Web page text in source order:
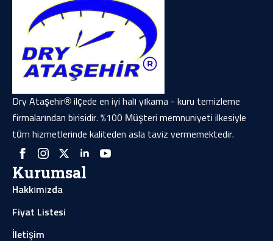
Dry Ataşehir® ilçede en iyi halı yıkama - kuru temizleme
firmalarından birisidir. %100 Müşteri memnuniyeti ilkesiyle
tüm hizmetlerinde kaliteden asla taviz vermemektedir.
Kurumsal
Hakkımızda
Fiyat Listesi
İletişim